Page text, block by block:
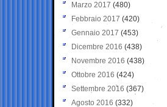
Marzo 2017 (480)
Febbraio 2017 (420)
Gennaio 2017 (453)
Dicembre 2016 (438)
Novembre 2016 (438)
Ottobre 2016 (424)
Settembre 2016 (367)
Agosto 2016 (332)